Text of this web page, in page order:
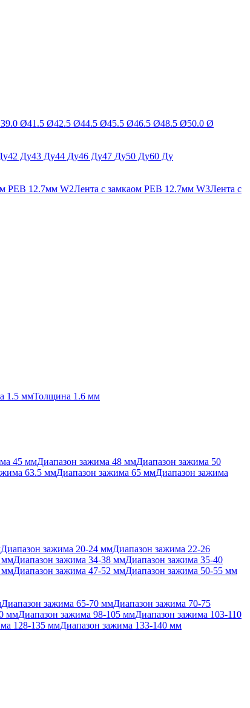
39.0 Ø41.5 Ø42.5 Ø44.5 Ø45.5 Ø46.5 Ø48.5 Ø50.0 Ø
42 Ду43 Ду44 Ду46 Ду47 Ду50 Ду60 Ду
PEB 12.7мм W2Лента с замкаом PEB 12.7мм W3Лента с
1.5 ммТолщина 1.6 мм
45 ммДиапазон зажима 48 ммДиапазон зажима 50
63.5 ммДиапазон зажима 65 ммДиапазон зажима
Диапазон зажима 20-24 ммДиапазон зажима 22-26
ммДиапазон зажима 34-38 ммДиапазон зажима 35-40
ммДиапазон зажима 47-52 ммДиапазон зажима 50-55 мм
Диапазон зажима 65-70 ммДиапазон зажима 70-75
ммДиапазон зажима 98-105 ммДиапазон зажима 103-110
128-135 ммДиапазон зажима 133-140 мм